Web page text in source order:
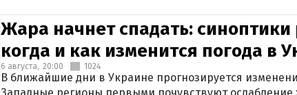
Жара начнет спадать: синоптики
когда и как изменится погода в
6 августа, 20:00 1024
В ближайшие дни в Украине прогнозируется